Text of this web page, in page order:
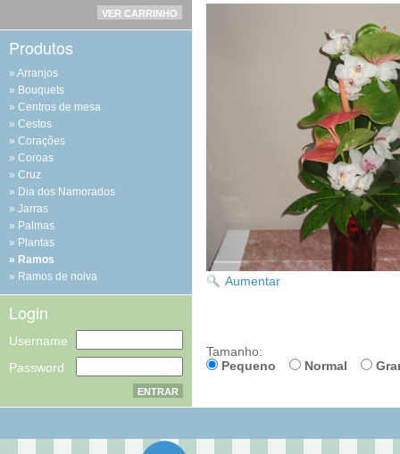
VER CARRINHO
Produtos
Arranjos
Bouquets
Centros de mesa
Cestos
Corações
Coroas
Cruz
Dia dos Namorados
Jarras
Palmas
Plantas
Ramos
Ramos de noiva
Login
Username
Password
Aumentar
Tamanho:
Pequeno
Normal